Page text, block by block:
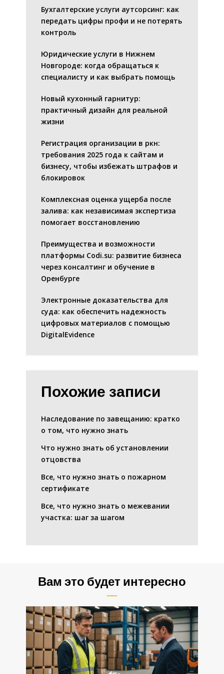
Бухгалтерские услуги аутсорсинг: как
передать цифры профи и не потерять
контроль
Юридические услуги в Нижнем
Новгороде: когда обращаться к
специалисту и как выбрать помощь
Новый кухонный гарнитур:
практичный дизайн для реальной
жизни
Регистрация организации в ркн:
требования 2025 года к сайтам и
бизнесу, чтобы избежать штрафов и
блокировок
Комплексная оценка ущерба после
залива: как независимая экспертиза
помогает восстановлению
Преимущества и возможности
платформы Codi.su: развитие бизнеса
через консалтинг и обучение в
Оренбурге
Электронные доказательства для
суда: как обеспечить надежность
цифровых материалов с помощью
DigitalEvidence
Похожие записи
Наследование по завещанию: кратко
о том, что нужно знать
Что нужно знать об установлении
отцовства
Все, что нужно знать о пожарном
сертификате
Все, что нужно знать о межевании
участка: шаг за шагом
Вам это будет интересно